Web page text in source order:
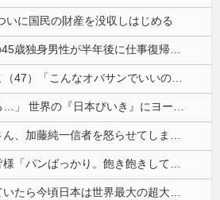
いに国民の財産を没収しはじめる
資産1億円突破でFIREの45歳独身男性が半年後に仕事復帰を決意した「1通の通知」
【画像】はいだしょうこ（47）「こんなオバサンでいいの…？」
欧州「日本だけ反則だろ…」 世界の『日本びいき』にヨーロッパ全土から不満の声
【悲報】プロゲーマーさん、加藤純一信者を怒らせてしまった結果、好き嫌い5位にwwwwwwww
【悲報】熊本避難所の皆様「パンばっかり。飽き飽きしてる」
大東亜共栄圏が完成していたら今頃日本は世界最大の超大国だった事実